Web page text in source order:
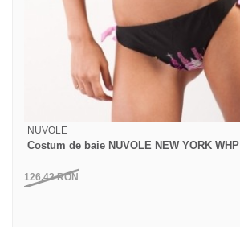
NUVOLE
Costum de baie NUVOLE NEW YORK WHP
126,42RON